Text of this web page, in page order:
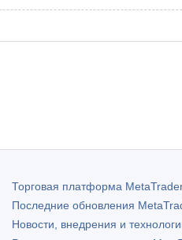
Торговая платформа
Последние обновления
Новости, внедрения и